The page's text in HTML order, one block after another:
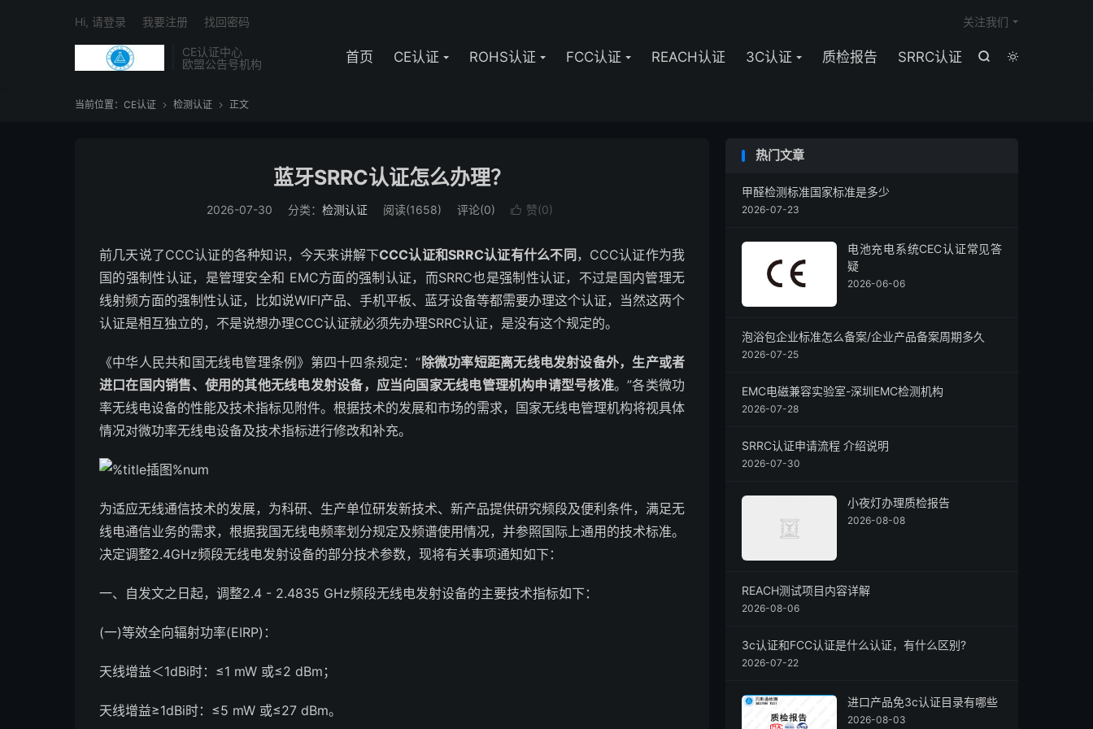
CE认证中心
欧盟公告号机构


首页 CE认证 ROHS认证 FCC认证 REACH认证 3C认证 质检报告 SRRC认证
关注我们
Hi, 请登录 我要注册 找回密码
当前位置： CE认证  检测认证  正文
蓝牙SRRC认证怎么办理？
2026-07-30 分类： 检测认证 阅读(1658) 评论(0)  赞(0)
前几天说了CCC认证的各种知识，今天来讲解下CCC认证和SRRC认证有什么不同 ，CCC认证作为我
国的强制性认证，是管理安全和 EMC方面的强制认证，而SRRC也是强制性认证，不过是国内管理无
线射频方面的强制性认证，比如说WIFI产品、手机平板、蓝牙设备等都需要办理这个认证，当然这两个
认证是相互独立的，不是说想办理CCC认证就必须先办理SRRC认证，是没有这个规定的。
《中华人民共和国无线电管理条例》第四十四条规定：“ 除微功率短距离无线电发射设备外，生产或者
进口在国内销售、使用的其他无线电发射设备，应当向国家无线电管理机构申请型号核准。”各类微功
率无线电设备的性能及技术指标见附件。根据技术的发展和市场的需求，国家无线电管理机构将视具体
情况对微功率无线电设备及技术指标进行修改和补充。
为适应无线通信技术的发展，为科研、生产单位研发新技术、新产品提供研究频段及便利条件，满足无
线电通信业务的需求，根据我国无线电频率划分规定及频谱使用情况，并参照国际上通用的技术标准。
决定调整2.4GHz频段无线电发射设备的部分技术参数，现将有关事项通知如下：
一、自发文之日起，调整2.4 - 2.4835 GHz频段无线电发射设备的主要技术指标如下：
(一)等效全向辐射功率(EIRP)：
天线增益＜1dBi时：≤1 mW 或≤2 dBm；
天线增益≥1dBi时：≤5 mW 或≤27 dBm。
热门文章
甲醛检测标准国家标准是多少
2026-07-23
电池充电系统CEC认证常见答
疑
2026-06-06
泡浴包企业标准怎么备案/企业产品备案周期多久
2026-07-25
EMC电磁兼容实验室-深圳EMC检测机构
2026-07-28
SRRC认证申请流程 介绍说明
2026-07-30
小夜灯办理质检报告
2026-08-08
REACH测试项目内容详解
2026-08-06
3c认证和FCC认证是什么认证，有什么区别?
2026-07-22
进口产品免3c认证目录有哪些
2026-08-03